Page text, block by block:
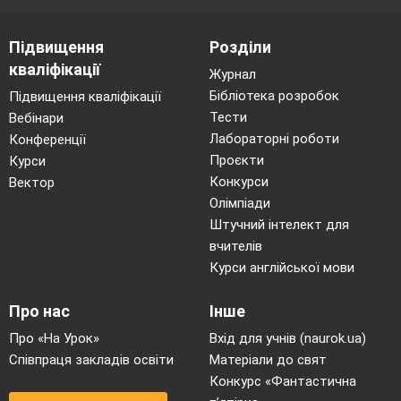
Підвищення
кваліфікації
Підвищення кваліфікації
Вебінари
Конференції
Курси
Вектор
Розділи
Журнал
Бібліотека розробок
Тести
Лабораторні роботи
Проєкти
Конкурси
Олімпіади
Штучний інтелект для
вчителів
Курси англійської мови
Про нас
Про «На Урок»
Співпраця закладів освіти
Інше
Вхід для учнів (naurok.ua)
Матеріали до свят
Конкурс «Фантастична